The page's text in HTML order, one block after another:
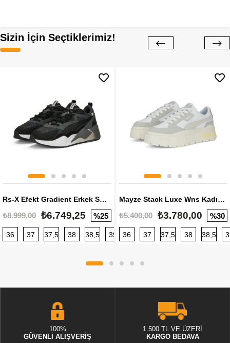
Sizin İçin Seçtiklerimiz!
Rs-X Efekt Gradient Erkek Sneaker
₺8.999,00 ₺6.749,25 %25
36 37 37,5 38 38,5 39 40 40,5 41 42 42,5
Mayze Stack Luxe Wns Kadın Sneaker
₺5.400,00 ₺3.780,00 %30
36 37 37,5 38 38,5
100%
GÜVENLİ ALIŞVERİŞ
1.500 TL VE ÜZERİ
KARGO BEDAVA